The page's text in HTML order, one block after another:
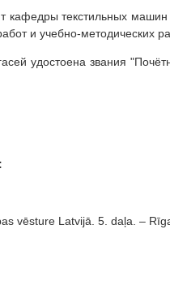
кафедры текстильных машин
и учебно-методических
удостоена звания
vēsture Latvijā. 5. daļa. –